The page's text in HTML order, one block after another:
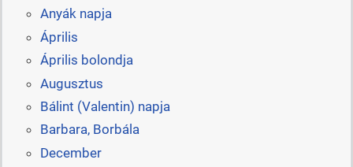
Anyák napja
Április
Április bolondja
Augusztus
Bálint (Valentin) napja
Barbara, Borbála
December